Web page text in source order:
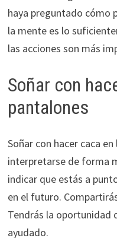
haya preguntado cómo
la mente es lo
las acciones son más
Soñar con
pantalones
Soñar con hacer caca
interpretarse de forma
indicar que estás a
en el futuro.
Tendrás la oportunidad
ayudado.